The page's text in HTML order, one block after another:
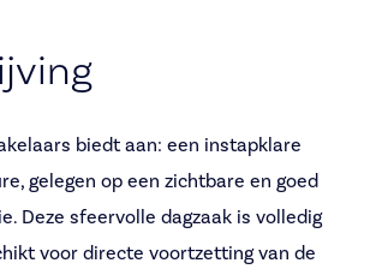
biedt aan: een instapklare
gelegen op een zichtbare en goed
Deze sfeervolle dagzaak is volledig
voor directe voortzetting van de